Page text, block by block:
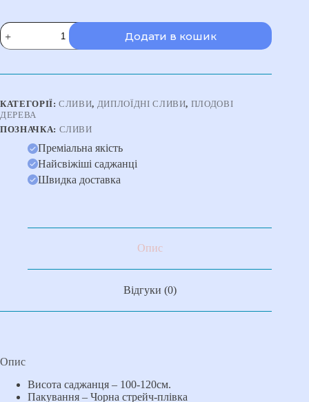
Cлива
Байрон
Голд
пізній
кількість
Додати в кошик
КАТЕГОРІЇ:CЛИВИ, ДИПЛОЇДНІ СЛИВИ, ПЛОДОВІ
ДЕРЕВА
ПОЗНАЧКА: СЛИВИ
Преміальна якість
Найсвіжіші саджанці
Швидка доставка
Опис
Відгуки (0)
Опис
Висота саджанця – 100-120см.
Пакування – Чорна стрейч-плівка